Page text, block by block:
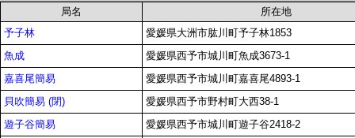
局名
所在地
予子林
愛媛県大洲市肱川町予子林1853
魚成
愛媛県西予市城川町魚成3673-1
嘉喜尾簡易
愛媛県西予市城川町嘉喜尾4893-1
貝吹簡易 (閉)
愛媛県西予市野村町大西38-1
遊子谷簡易
愛媛県西予市城川町遊子谷2418-2